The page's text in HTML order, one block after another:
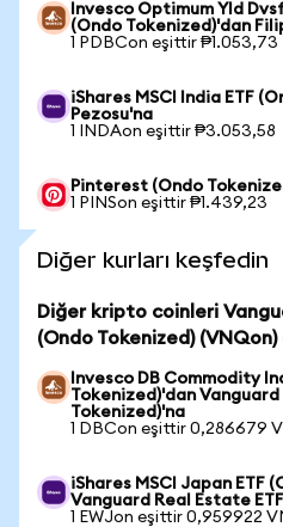
Invesco Optimum Yld
(Ondo Tokenized)'dan
1 PDBCon eşittir ₱1.053,73
iShares MSCI India ETF
Pezosu'na
1 INDAon eşittir ₱3.053,58
Pinterest (Ondo
1 PINSon eşittir ₱1.439,23
Diğer kurları keşfedin
Diğer kripto coinleri
(Ondo Tokenized)
Invesco DB Commodity
Tokenized)'dan
Tokenized)'na
1 DBCon eşittir 0,286679
iShares MSCI Japan ETF
Vanguard Real Estate
1 EWJon eşittir 0,959922